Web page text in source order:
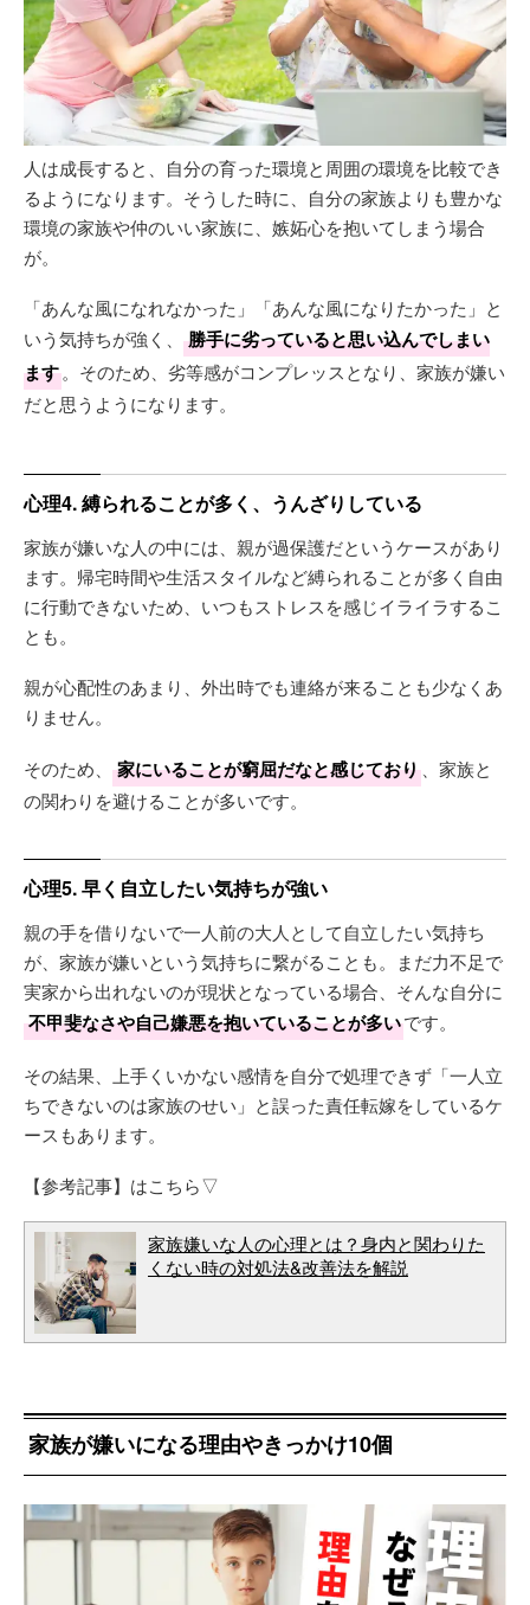
人は成長すると、自分の育った環境と周囲の環境を比較でき
るようになります。そうした時に、自分の家族よりも豊かな
環境の家族や仲のいい家族に、嫉妬心を抱いてしまう場合
が。
「あんな風になれなかった」「あんな風になりたかった」と
いう気持ちが強く、
勝手に劣っていると思い込んでしまい
ます。そのため、劣等感がコンプレッスとなり、家族が嫌い
だと思うようになります。
心理4. 縛られることが多く、うんざりしている
家族が嫌いな人の中には、親が過保護だというケースがあり
ます。帰宅時間や生活スタイルなど縛られることが多く自由
に行動できないため、いつもストレスを感じイライラするこ
とも。
親が心配性のあまり、外出時でも連絡が来ることも少なくあ
りません。
そのため、 家にいることが窮屈だなと感じており、家族と
の関わりを避けることが多いです。
心理5. 早く自立したい気持ちが強い
親の手を借りないで一人前の大人として自立したい気持ち
が、家族が嫌いという気持ちに繋がることも。まだ力不足で
実家から出れないのが現状となっている場合、そんな自分に
不甲斐なさや自己嫌悪を抱いていることが多いです。
その結果、上手くいかない感情を自分で処理できず「一人立
ちできないのは家族のせい」と誤った責任転嫁をしているケ
ースもあります。
【参考記事】はこちら▽
家族嫌いな人の心理とは？身内と関わりた
くない時の対処法&改善法を解説
家族が嫌いになる理由やきっかけ10個